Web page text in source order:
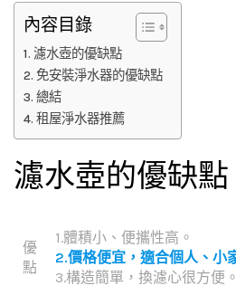
內容目錄
濾水壺的優缺點
免安裝淨水器的優缺點
總結
租屋淨水器推薦
濾水壺的優缺點
優
點
1.體積小、便攜性高。
2.價格便宜，適合個人、小
3.構造簡單，換濾心很方便。